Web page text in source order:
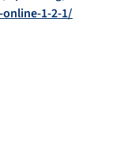
1-2-1/